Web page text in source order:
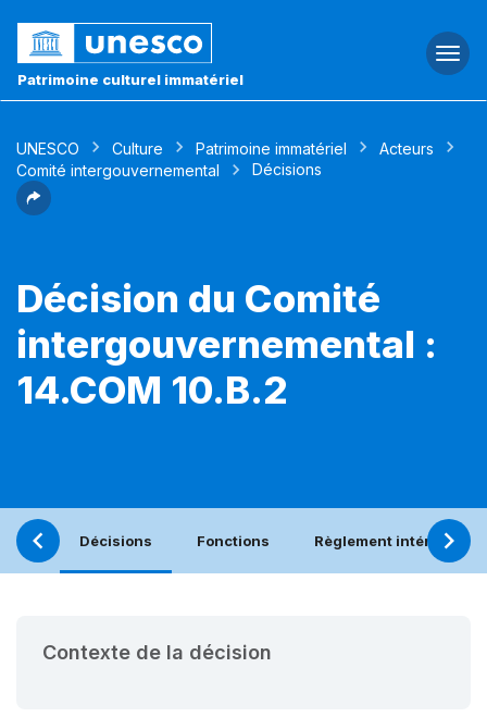
Patrimoine culturel immatériel
UNESCO Culture Patrimoine immatériel
Acteurs
Comité intergouvernemental
Décisions
Décision du Comité
intergouvernemental :
14.COM 10.B.2
Décisions Fonctions Règlement intérieur
Contexte de la décision